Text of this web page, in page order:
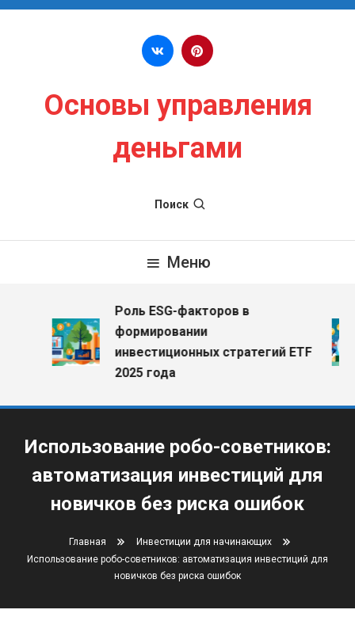
Перейти к содержимому
Основы управления
деньгами
Поиск
Меню
Роль ESG-факторов в
формировании
инвестиционных стратегий ETF
2025 года
Использование робо-советников:
автоматизация инвестиций для
новичков без риска ошибок
Главная
Инвестиции для начинающих
Использование робо-советников: автоматизация инвестиций для
новичков без риска ошибок